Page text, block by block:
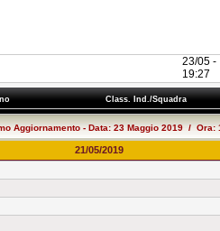
23/05 -
19:27
Class. Ind./Squadra
Aggiornamento - Data: 23 Maggio 2019 / Ora:
21/05/2019